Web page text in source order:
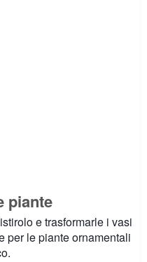
piante
e trasformarle i vasi
per le piante ornamentali